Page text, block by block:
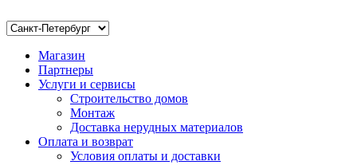
Магазин
Партнеры
Услуги и сервисы
Строительство домов
Монтаж
Доставка нерудных материалов
Оплата и возврат
Условия оплаты и доставки